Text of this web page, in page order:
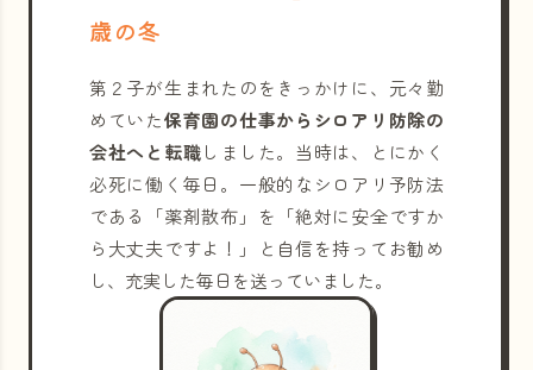
歳の冬
第２子が生まれたのをきっかけに、元々勤
めていた保育園の仕事からシロアリ防除の
会社へと転職しました。当時は、とにかく
必死に働く毎日。一般的なシロアリ予防法
である「薬剤散布」を「絶対に安全ですか
ら大丈夫ですよ！」と自信を持ってお勧め
し、充実した毎日を送っていました。